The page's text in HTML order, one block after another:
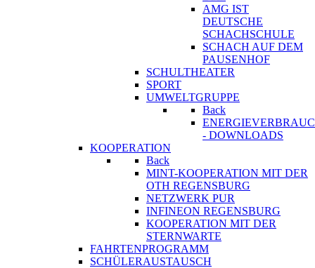
AMG IST
DEUTSCHE
SCHACHSCHULE
SCHACH AUF DEM
PAUSENHOF
SCHULTHEATER
SPORT
UMWELTGRUPPE
Back
- DOWNLOADS
KOOPERATION
Back
MINT-KOOPERATION MIT DER
OTH REGENSBURG
NETZWERK PUR
INFINEON REGENSBURG
KOOPERATION MIT DER
STERNWARTE
FAHRTENPROGRAMM
SCHÜLERAUSTAUSCH